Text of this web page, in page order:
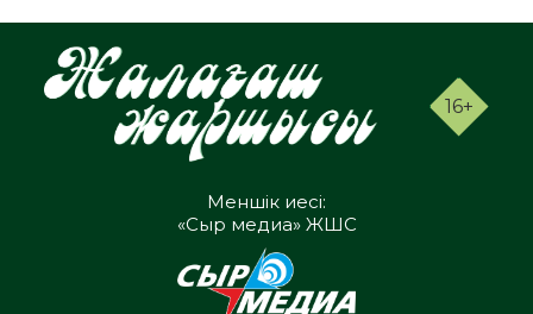
16+
Меншік иесі:
«Сыр медиа» ЖШС